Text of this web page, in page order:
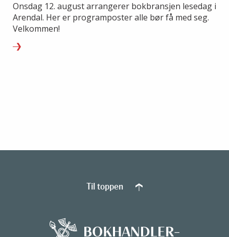
Onsdag 12. august arrangerer bokbransjen lesedag i
Arendal. Her er programposter alle bør få med seg.
Velkommen!
Til toppen